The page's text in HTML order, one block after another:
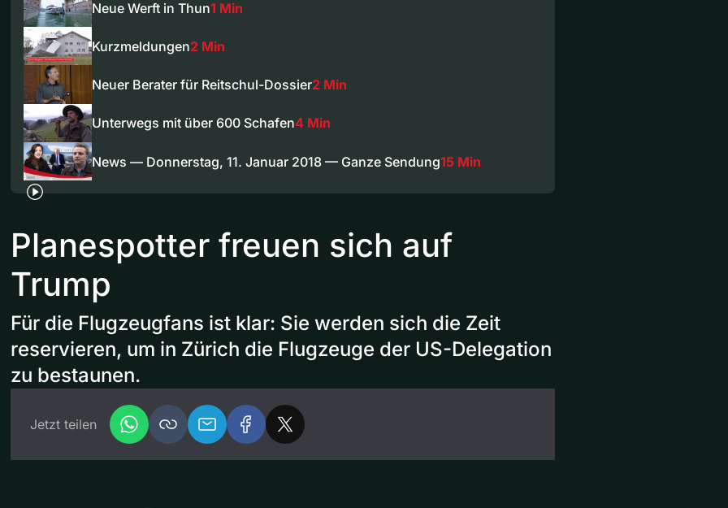
Neue Werft in Thun1 Min
Kurzmeldungen2 Min
Neuer Berater für Reitschul-Dossier2 Min
Unterwegs mit über 600 Schafen4 Min
News — Donnerstag, 11. Januar 2018 — Ganze Sendung15 Min
Planespotter freuen sich auf
Trump
Für die Flugzeugfans ist klar: Sie werden sich die Zeit
reservieren, um in Zürich die Flugzeuge der US-Delegation
zu bestaunen.
Jetzt teilen